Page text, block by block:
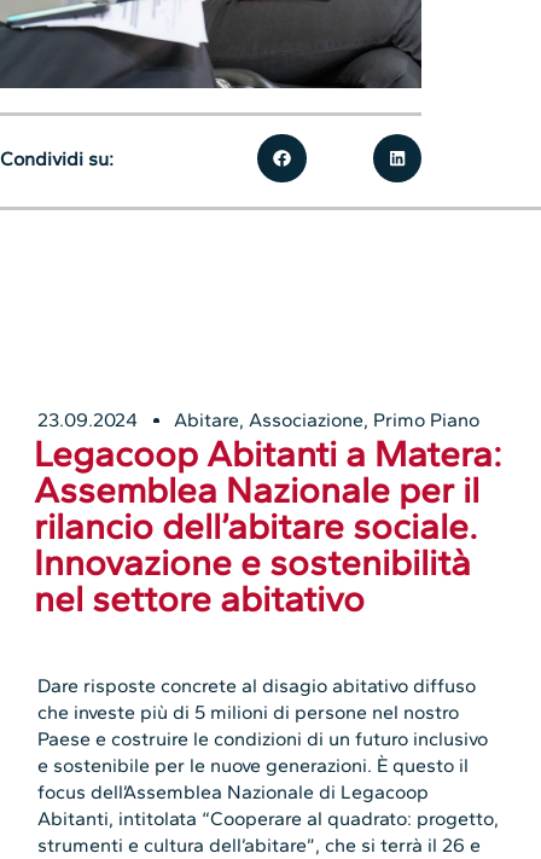
23.09.2024 Abitare,Associazione, Primo Piano
Legacoop Abitanti a Matera:
Assemblea Nazionale per il
rilancio dell’abitare sociale.
Innovazione e sostenibilità
nel settore abitativo
Dare risposte concrete al disagio abitativo diffuso
che investe più di 5 milioni di persone nel nostro
Paese e costruire le condizioni di un futuro inclusivo
e sostenibile per le nuove generazioni. È questo il
focus dell’Assemblea Nazionale di Legacoop
Abitanti, intitolata “Cooperare al quadrato: progetto,
strumenti e cultura dell’abitare”, che si terrà il 26 e
Condividi su: